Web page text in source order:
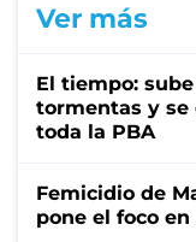
Ver más
El tiempo:
tormentas y se
toda la PBA
Femicidio de
pone el foco